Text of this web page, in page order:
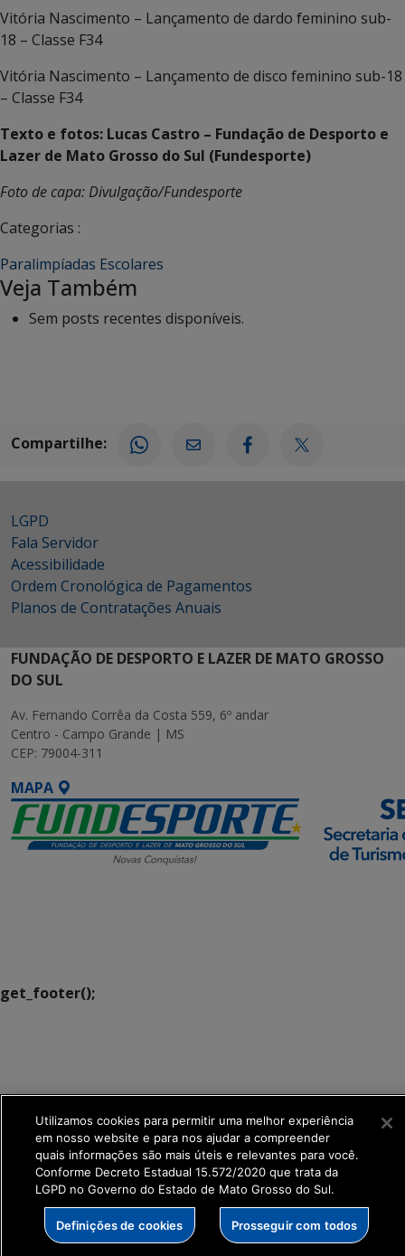
Vitória Nascimento – Lançamento de dardo feminino sub-
18 – Classe F34
Vitória Nascimento – Lançamento de disco feminino sub-18
– Classe F34
Texto e fotos: Lucas Castro – Fundação de Desporto e
Lazer de Mato Grosso do Sul (Fundesporte)
Foto de capa: Divulgação/Fundesporte
Categorias :
Paralimpíadas Escolares
Veja Também
Sem posts recentes disponíveis.
Compartilhe:
LGPD
Fala Servidor
Acessibilidade
Ordem Cronológica de Pagamentos
Planos de Contratações Anuais
FUNDAÇÃO DE DESPORTO E LAZER DE MATO GROSSO
DO SUL
Av. Fernando Corrêa da Costa 559, 6º andar
Centro - Campo Grande | MS
CEP: 79004-311
MAPA
get_footer();
Utilizamos cookies para permitir uma melhor experiência
em nosso website e para nos ajudar a compreender
quais informações são mais úteis e relevantes para você.
Conforme Decreto Estadual 15.572/2020 que trata da
LGPD no Governo do Estado de Mato Grosso do Sul.
Definições de cookies Prosseguir com todos